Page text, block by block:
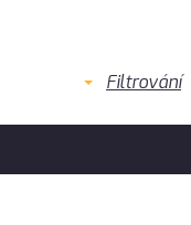
Filtrování